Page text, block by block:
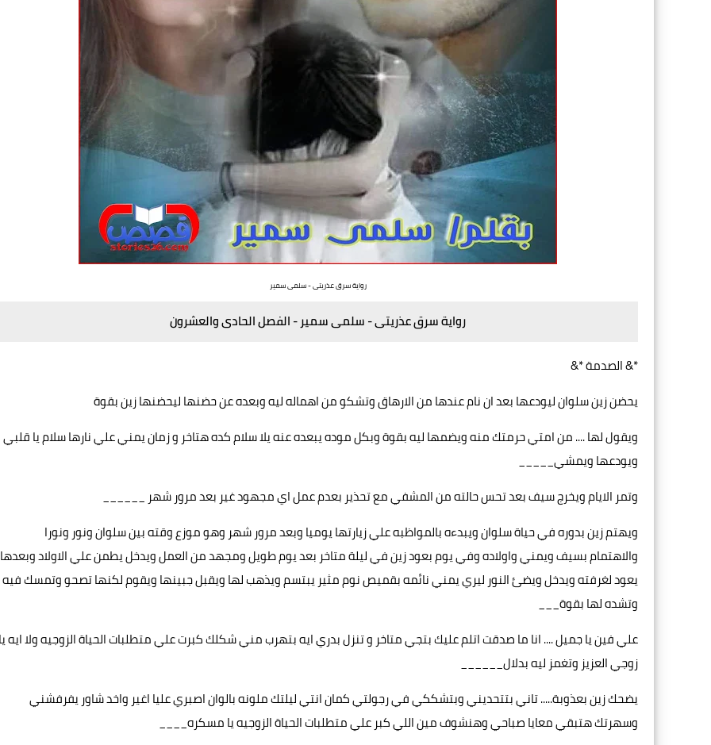
رواية سرق عذريتى - سلمى سمير
رواية سرق عذريتى - سلمى سمير - الفصل الحادى والعشرون
*& الصدمة *&
يحضن زين سلوان ليودعها بعد ان نام عندها من الارهاق وتشكو من اهماله ليه وبعده عن حضنها ليحضنها زين بقوة
ويقول لها .... من امتي حرمتك منه ويضمها ليه بقوة وبكل موده يبعده عنه يلا سلام كده هتاخر و زمان يمني علي نارها سلام يا قلبي
ويودعها ويمشي_____
وتمر الايام ويخرج سيف بعد تحس حالته من المشفي مع تحذير بعدم عمل اي مجهود غير بعد مرور شهر ______
ويهتم زين بدوره في حياة سلوان ويبدءه بالمواظبه علي زيارتها يوميا وبعد مرور شهر وهو موزع وقته بين سلوان ونور ونورا
والاهتمام بسيف ويمني واولاده وفي يوم بعود زين في ليلة متاخر بعد يوم طويل ومجهد من العمل ويدخل يطمن علي الاولاد وبعدها
يعود لغرفته ويدخل ويضئ النور ليري يمني نائمه بقميص نوم مثير يبتسم ويذهب لها ويقبل جبينها ويقوم لكنها تصحو وتمسك فيه
وتشده لها بقوة___
علي فين يا جميل .... انا ما صدقت اتلم عليك بتجي متاخر و تنزل بدري ايه بتهرب مني شكلك كبرت علي متطلبات الحياة الزوجيه ولا ايه
زوجي العزيز وتغمز ليه بدلال______
يضحك زين بعذوبة..... تاني بتتحديني وبتشككي في رجولتي كمان انتي ليلتك ملونه بالوان اصبري عليا اغير واخد شاور يفرفشني
وسهرتك هتبقي معايا صباحي وهنشوف مين اللي كبر علي متطلبات الحياة الزوجيه يا مسكره____